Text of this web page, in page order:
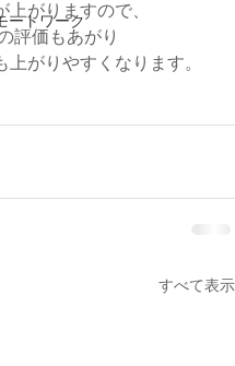
ートワーク
上がりますので、
評価もあがり
上がりやすくなります。
すべて表示